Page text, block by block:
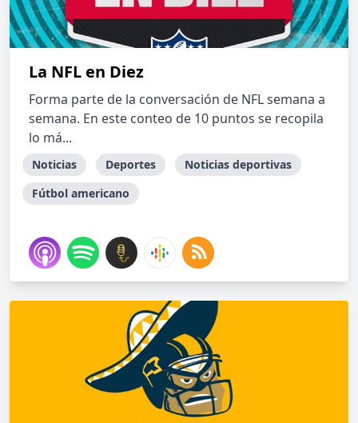
La NFL en Diez
Forma parte de la conversación de NFL semana a
semana. En este conteo de 10 puntos se recopila
lo má...
Noticias Deportes
Noticias deportivas
Fútbol americano